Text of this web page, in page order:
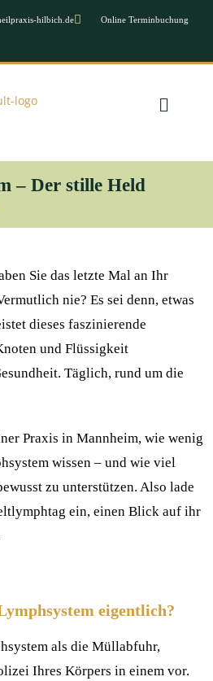
hilbich.de Online Terminbuchung
– Der stille Held
Sie das letzte Mal an Ihr
nie? Es sei denn, etwas
dieses faszinierende
und Flüssigkeit
Täglich, rund um die
Praxis in Mannheim, wie wenig
wissen – und wie viel
zu unterstützen. Also lade
ein, einen Blick auf ihr
eigentlich?
als die Müllabfuhr,
Ihres Körpers in einem vor.